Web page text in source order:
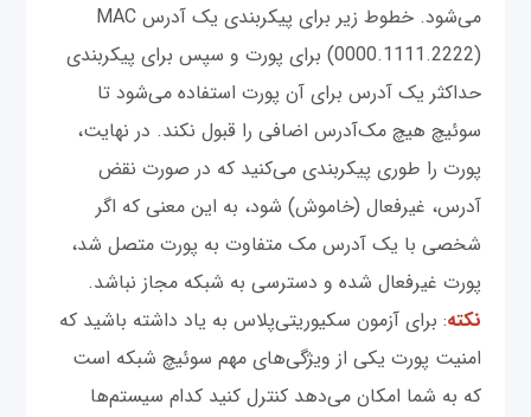
می‌شود. خطوط زیر برای پیکربندی یک آدرس MAC
(0000.1111.2222) برای پورت و سپس برای پیکربندی
حداکثر یک آدرس برای آن پورت استفاده می‌شود تا
سوئیچ هیچ مک‌آدرس اضافی را قبول نکند. در نهایت،
پورت را طوری پیکربندی می‌کنید که در صورت نقض
آدرس، غیرفعال (خاموش) شود، به این معنی که اگر
شخصی با یک آدرس مک متفاوت به پورت متصل شد،
پورت غیرفعال شده و دسترسی به شبکه مجاز نباشد.
نکته: برای آزمون سکیوریتی‌پلاس به یاد داشته باشید که
امنیت پورت یکی از ویژگی‌های مهم سوئیچ شبکه است
که به شما امکان می‌دهد کنترل کنید کدام سیستم‌ها